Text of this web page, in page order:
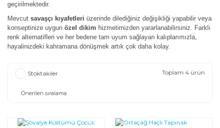
geçirilmektedir.
Mevcut savaşçı kıyafetleri üzerinde dilediğiniz değişikliği yapabilir veya
konseptinize uygun özel dikim hizmetimizden yararlanabilirsiniz. Farklı
renk alternatifleri ve her bedene tam uyum sağlayan kalıplarımızla,
hayalinizdeki kahramana dönüşmek artık çok daha kolay.
Stoktakiler Toplam 4 ürün
YENI